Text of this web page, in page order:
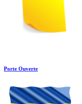
Porte Ouverte